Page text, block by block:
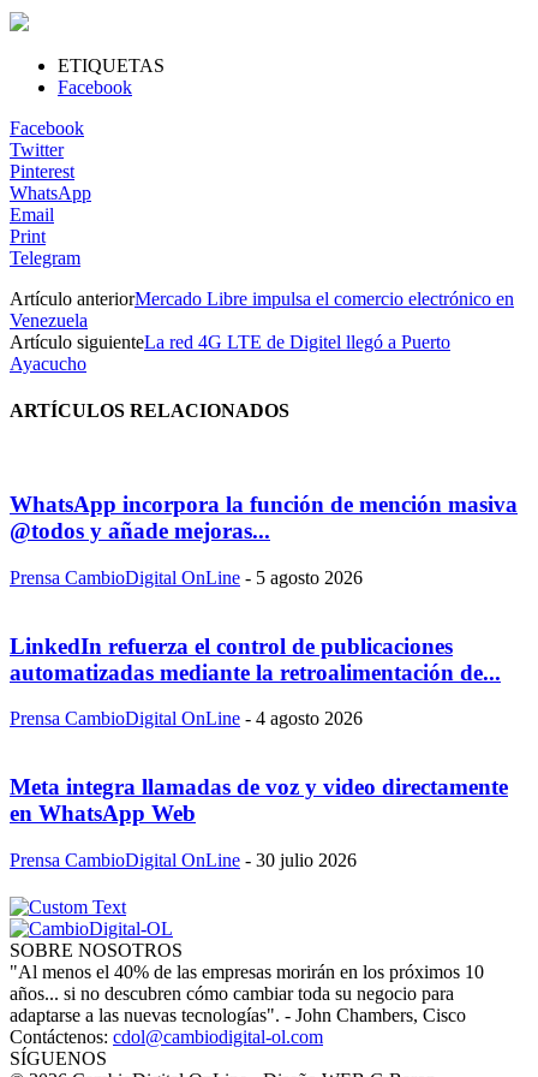
ETIQUETAS
Facebook
Facebook
Twitter
Pinterest
WhatsApp
Email
Print
Telegram
Artículo anteriorMercado Libre impulsa el comercio electrónico en
Venezuela
Artículo siguienteLa red 4G LTE de Digitel llegó a Puerto
Ayacucho
ARTÍCULOS RELACIONADOS
WhatsApp incorpora la función de mención masiva
@todos y añade mejoras...
Prensa CambioDigital OnLine - 5 agosto 2026
LinkedIn refuerza el control de publicaciones
automatizadas mediante la retroalimentación de...
Prensa CambioDigital OnLine - 4 agosto 2026
Meta integra llamadas de voz y video directamente
en WhatsApp Web
Prensa CambioDigital OnLine - 30 julio 2026
SOBRE NOSOTROS
"Al menos el 40% de las empresas morirán en los próximos 10
años... si no descubren cómo cambiar toda su negocio para
adaptarse a las nuevas tecnologías". - John Chambers, Cisco
Contáctenos: cdol@cambiodigital-ol.com
SÍGUENOS